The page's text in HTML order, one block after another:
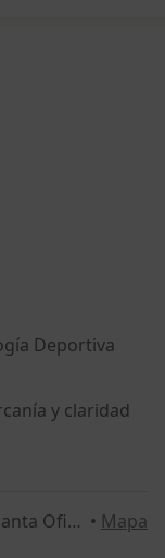
Deportiva
y claridad
Calle Gran Vía de Colon 42 Entreplanta Oficina 2, Granada • Mapa